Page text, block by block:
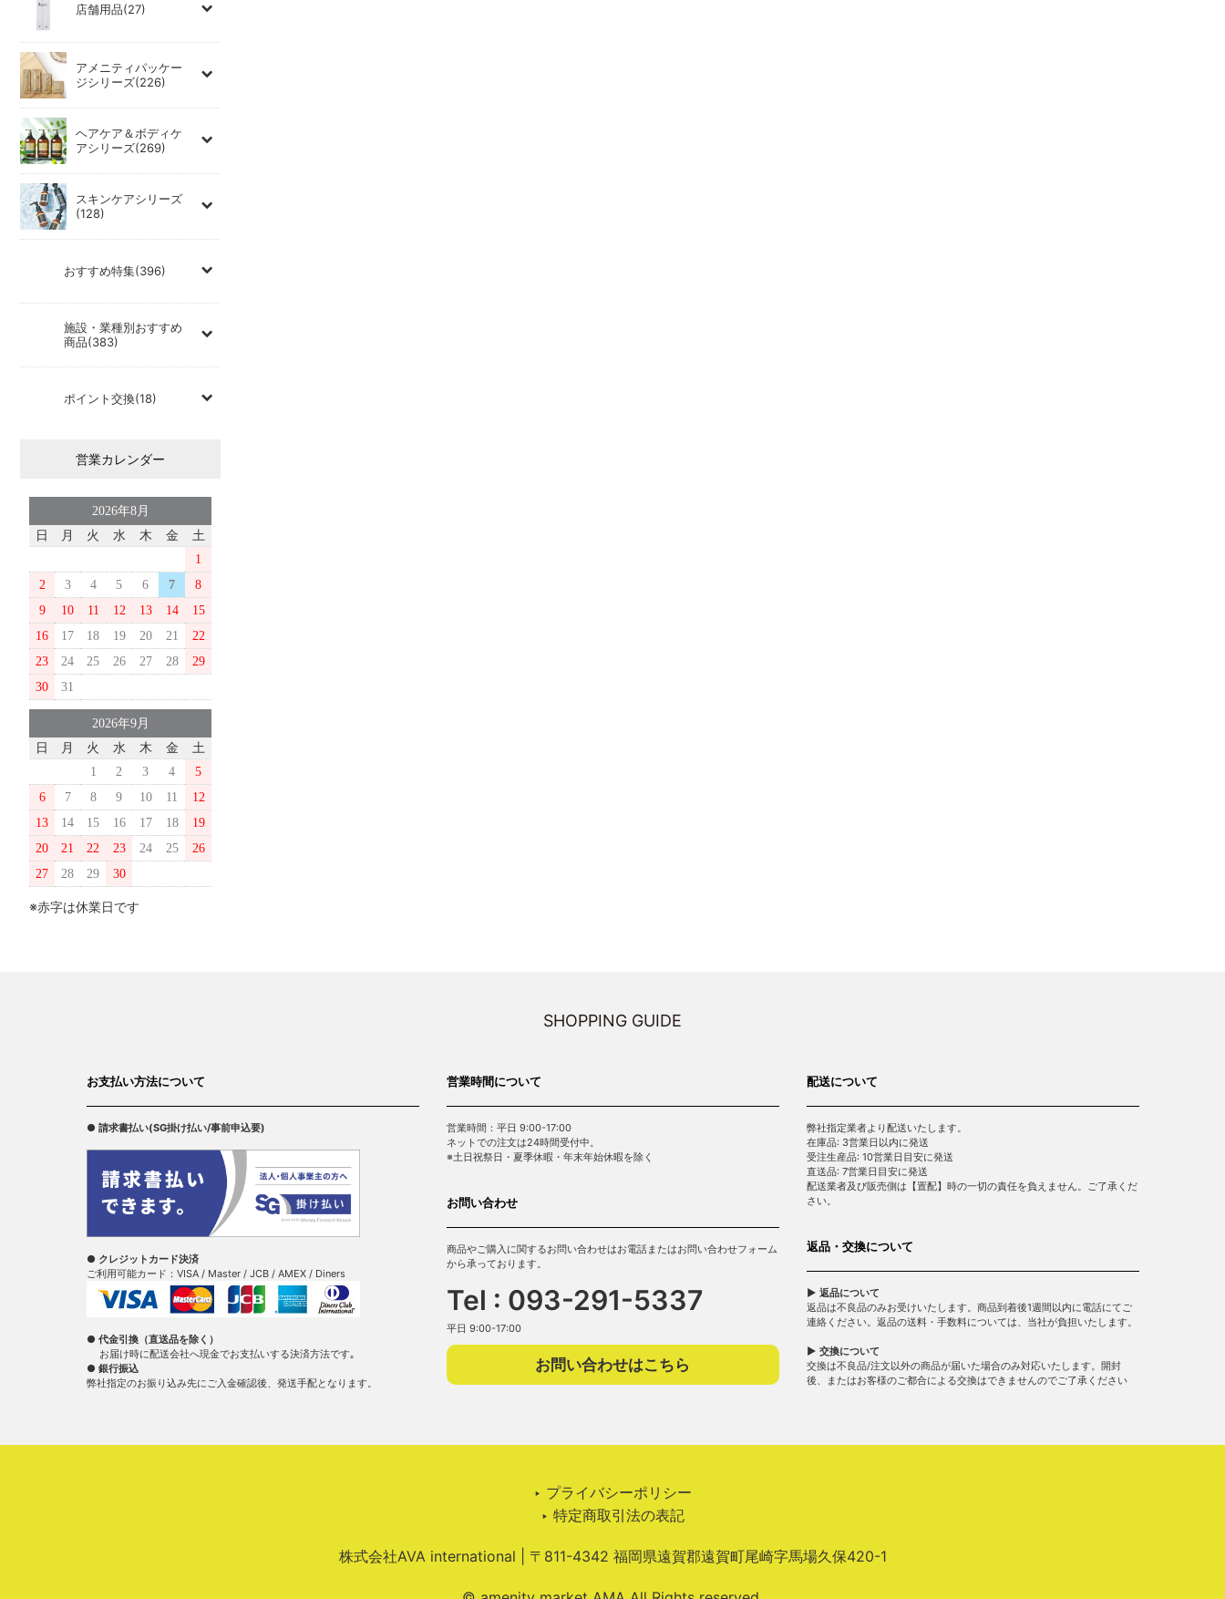
店舗用品(27)
アメニティパッケー
ジシリーズ(226)
ヘアケア＆ボディケ
アシリーズ(269)
スキンケアシリーズ
(128)
おすすめ特集(396)
施設・業種別おすすめ
商品(383)
ポイント交換(18)
営業カレンダー
2026年8月
日
月 火 水 木 金
土
1
2
3 4 5 6 7
8
9
10 11 12 13 14
15
16
17 18 19 20 21
22
23
24 25 26 27 28
29
30
31
2026年9月
日
月 火 水 木 金
土
1
2 3 4
5
6
7 8 9 10 11
12
13
14 15 16 17 18
19
20
21 22 23 24 25
26
27
28 29 30
※赤字は休業日です
SHOPPING GUIDE
お支払い方法について
● 請求書払い(SG掛け払い/事前申込要)
● クレジットカード決済
ご利用可能カード：VISA / Master / JCB / AMEX / Diners
● 代金引換（直送品を除く）
お届け時に配送会社へ現金でお支払いする決済方法です｡
● 銀行振込
弊社指定のお振り込み先にご入金確認後、発送手配となります。
営業時間について
営業時間：平日 9:00-17:00
ネットでの注文は24時間受付中。
※土日祝祭日・夏季休暇・年末年始休暇を除く
お問い合わせ
商品やご購入に関するお問い合わせはお電話またはお問い合わせフォーム
から承っております。
Tel : 093-291-5337
平日 9:00-17:00
お問い合わせはこちら
配送について
弊社指定業者より配送いたします。
在庫品: 3営業日以内に発送
受注生産品: 10営業日目安に発送
直送品: 7営業日目安に発送
配送業者及び販売側は【置配】時の一切の責任を負えません。ご了承くだ
さい。
返品・交換について
▶ 返品について
返品は不良品のみお受けいたします。商品到着後1週間以内に電話にてご
連絡ください。返品の送料・手数料については、当社が負担いたします。
▶ 交換について
交換は不良品/注文以外の商品が届いた場合のみ対応いたします。開封
後、またはお客様のご都合による交換はできませんのでご了承ください
‣ プライバシーポリシー
‣ 特定商取引法の表記
株式会社AVA international | 〒811-4342 福岡県遠賀郡遠賀町尾崎字馬場久保420-1